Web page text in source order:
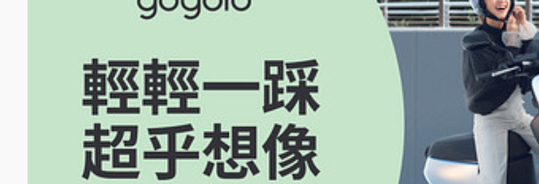
參加人於參加本活動時所提供之相關資料（包括但不限於中文真實姓名、手機電話、E-mail 等，下稱「個人資料」），將供 Gogoro 確認參加人身分、
會將該個人資料揭露予第三人或用於蒐集目的以外之其他用途。參加人應保證所提供之個人資料均為真實，未有冒用或盜用之情事；如有虛偽不實，
依據中華民國財政部《各類所得扣繳率標準》規定，獎項價值應列入得獎者當年度個人所得，說明如下：(1) 得獎獎品金額在新台幣 20,001 元以上，得獎
無須扣繳機會中獎稅款；(2) 依據中華民國稅法規定，中獎獎品金額在 NT$1,001 以上者，得獎者將在年終時收到 Gogoro 所寄發之所得扣繳憑單，並憑
20% 稅率扣繳計算稅款；(4) 其他未盡事宜悉依中華民國稅法相關規定辦理。
參加人不得直接或間接，親自或透過第三人，以任何不當方式，包括但不限於贈送或提供各種形式之禮品、折扣、現金及 / 或服務，招攬非特定之消費者
將直接取消該參加人獲得贈品之資格。
本活動不得與其他折扣、優惠或活動併同使用。Gogoro 享有決定本活動是否得與 Gogoro 之其他活動併同使用之權利。
Gogoro 保留隨時增刪、調整、暫停或取消本活動內容及細節之權利，無須另行通知；Gogoro 對本活動擁有最終解釋權。